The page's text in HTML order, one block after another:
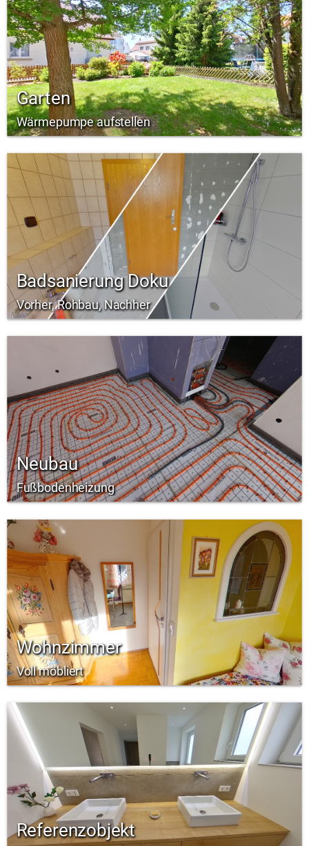
Garten
Wärmepumpe aufstellen
Badsanierung Doku
Vorher, Rohbau, Nachher
Neubau
Fußbodenheizung
Wohnzimmer
Voll möbliert
Referenzobjekt